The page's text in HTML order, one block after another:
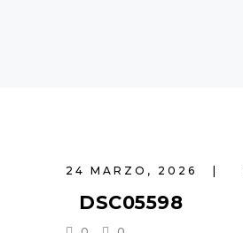
24 MARZO, 2026
DSC05598